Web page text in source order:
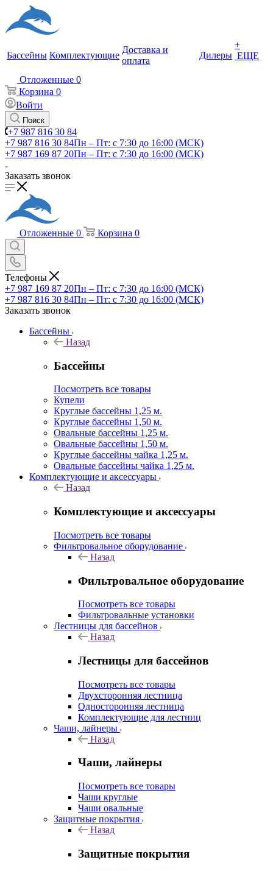
Бассейны Комплектующие
Доставка и
оплата
Дилеры
+
ЕЩЕ
Отложенные 0
Корзина 0
Войти
Поиск
+7 987 816 30 84
+7 987 816 30 84Пн – Пт: с 7:30 до 16:00 (МСК)
+7 987 169 87 20Пн – Пт: с 7:30 до 16:00 (МСК)
Заказать звонок
Отложенные 0 Корзина 0
Телефоны
+7 987 169 87 20Пн – Пт: с 7:30 до 16:00 (МСК)
+7 987 816 30 84Пн – Пт: с 7:30 до 16:00 (МСК)
Заказать звонок
Бассейны
Назад
Бассейны
Посмотреть все товары
Купели
Круглые бассейны 1,25 м.
Круглые бассейны 1,50 м.
Овальные бассейны 1,25 м.
Овальные бассейны 1,50 м.
Круглые бассейны чайка 1,25 м.
Овальные бассейны чайка 1,25 м.
Комплектующие и аксессуары
Назад
Комплектующие и аксессуары
Посмотреть все товары
Фильтровальное оборудование
Назад
Фильтровальное оборудование
Посмотреть все товары
Фильтровальные установки
Лестницы для бассейнов
Назад
Лестницы для бассейнов
Посмотреть все товары
Двухсторонняя лестница
Односторонняя лестница
Комплектующие для лестниц
Чаши, лайнеры
Назад
Чаши, лайнеры
Посмотреть все товары
Чаши круглые
Чаши овальные
Защитные покрытия
Назад
Защитные покрытия